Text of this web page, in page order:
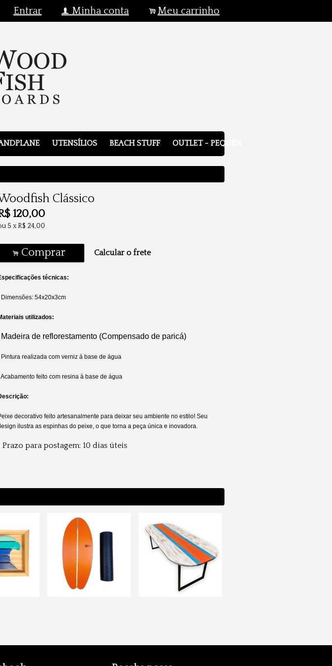
Entrar f Minha conta .Meu carrinho
UTENSÍLIOS BEACH STUFF OUTLET - PEQUENOS DEFEITOS
Clássico
120,00
5 xR$ 24,00
. Comprar Calcular o frete
técnicas:
Dimensões: 54x20x3cm
utilizados:
Madeira de reflorestamento (Compensado de paricá)
Pintura realizada com verniz à base de água
Acabamento feito com resina à base de água
decorativo feito artesanalmente para deixar seu ambiente no estilo! Seu
ilustra as espinhas do peixe, o que torna a peça única e inovadora.
Prazo para postagem: 10 dias úteis